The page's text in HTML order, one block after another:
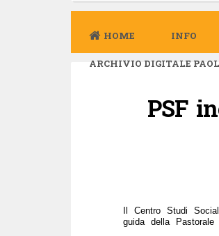
HOME INFO
ARCHIVIO DIGITALE
PSF
Il Centro Studi
guida della